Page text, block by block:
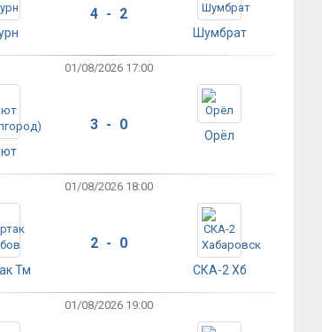
4 - 2
Шумбрат
01/08/2026 17:00
3 - 0
Орёл
01/08/2026 18:00
Тм
2 - 0
СКА-2 Хб
01/08/2026 19:00